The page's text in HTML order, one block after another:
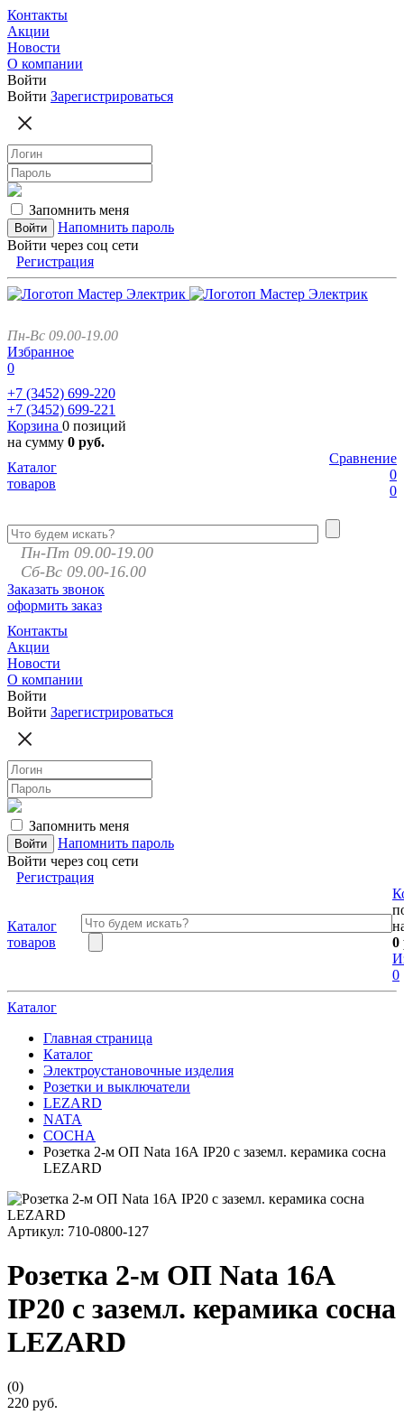
Контакты
Акции
Новости
О компании
Войти
Войти Зарегистрироваться
Запомнить меня
Напомнить пароль
Войти через соц сети
Регистрация
Пн-Вс 09.00-19.00
Избранное
0
+7 (3452) 699-220
+7 (3452) 699-221
Корзина 0 позиций
на сумму 0 руб.
Сравнение
0
0
Каталог
товаров
Пн-Пт 09.00-19.00
Сб-Вс 09.00-16.00
Заказать звонок
оформить заказ
Контакты
Акции
Новости
О компании
Войти
Войти Зарегистрироваться
Запомнить меня
Напомнить пароль
Войти через соц сети
Регистрация
Каталог
товаров
0
0
Каталог
Главная страница
Каталог
Электроустановочные изделия
Розетки и выключатели
LEZARD
NATA
СОСНА
Розетка 2-м ОП Nata 16А IP20 с заземл. керамика сосна
LEZARD
Артикул: 710-0800-127
Розетка 2-м ОП Nata 16А
IP20 с заземл. керамика сосна
LEZARD
(0)
220 руб.